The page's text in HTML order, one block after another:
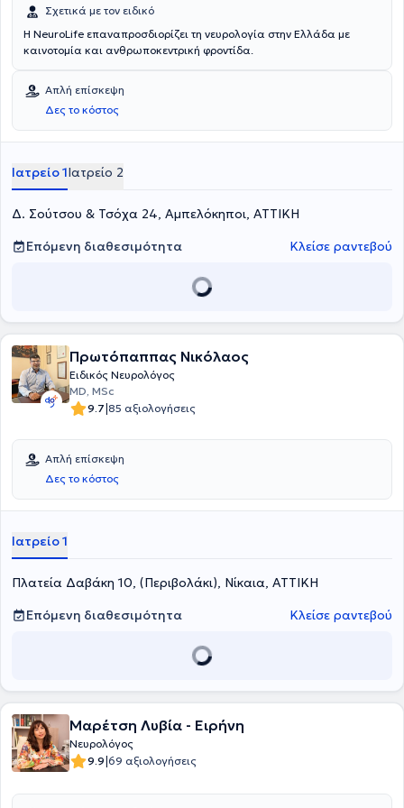
παρουσιαστεί σε διεθνή και ελληνικά επιστημονικά συνέδρια.
Σχετικά με τον ειδικό
Η NeuroLife επαναπροσδιορίζει τη νευρολογία στην Ελλάδα με
καινοτομία και ανθρωποκεντρική φροντίδα.
Απλή επίσκεψη
Δες το κόστος
Ιατρείο 1Ιατρείο 2
Δ. Σούτσου & Τσόχα 24, Αμπελόκηποι, ΑΤΤΙΚΗ
Επόμενη διαθεσιμότητα
Κλείσε ραντεβού
Πρωτόπαππας Νικόλαος
Ειδικός Νευρολόγος
MD, MSc
9.7|85 αξιολογήσεις
Απλή επίσκεψη
Δες το κόστος
Ιατρείο 1
Πλατεία Δαβάκη 10, (Περιβολάκι), Νίκαια, ΑΤΤΙΚΗ
Επόμενη διαθεσιμότητα
Κλείσε ραντεβού
Μαρέτση Λυβία - Ειρήνη
Νευρολόγος
9.9|69 αξιολογήσεις